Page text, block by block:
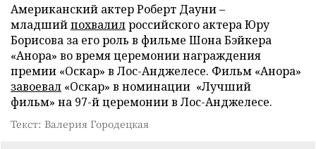
Американский актер Роберт Дауни –
младшийпохвалилроссийского актера Юру
Борисова за его роль в фильме Шона Бэйкера
«Анора» во время церемонии награждения
премии «Оскар» в Лос-Анджелесе. Фильм «Анора»
завоевал «Оскар» в номинации «Лучший
фильм» на 97-й церемонии в Лос-Анджелесе.
Текст: Валерия Городецкая